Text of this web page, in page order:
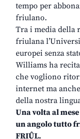
tempo per
friulano.
Tra i media della
friulana
europei senza
Williams ha
che vogliono
internet ma
della nostra
Una volta al
un angolo tutto
FRIÛL.